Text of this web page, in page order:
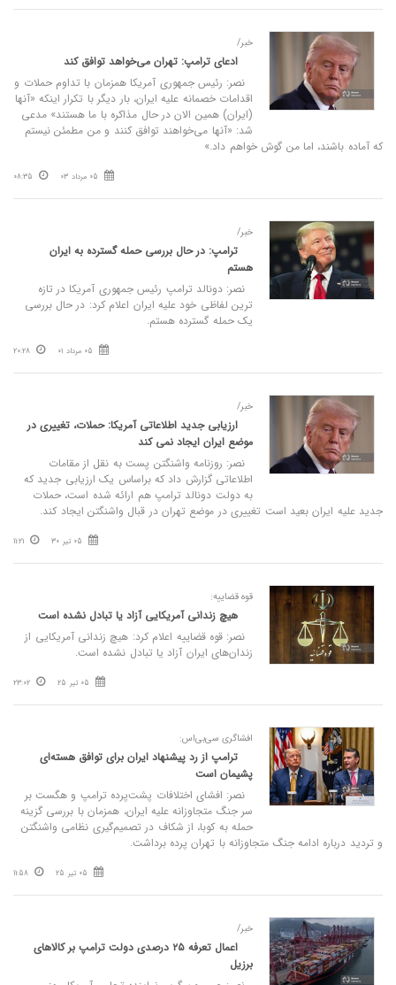
خبر/
ادعای ترامپ: تهران می‌خواهد توافق کند
نصر: رئیس جمهوری آمریکا همزمان با تداوم حملات و
اقدامات خصمانه علیه ایران، بار دیگر با تکرار اینکه «‌آنها
(ایران) همین الان در حال مذاکره با ما هستند» مدعی
شد: «آنها می‌خواهند توافق کنند و من مطمئن نیستم
که آماده باشند، اما من گوش خواهم داد.»
05 مرداد 03 08:35
خبر/
ترامپ: در حال بررسی حمله گسترده به ایران
هستم
نصر: دونالد ترامپ رئیس جمهوری آمریکا در تازه
ترین لفاظی خود علیه ایران اعلام کرد: در حال بررسی
یک حمله گسترده هستم.
05 مرداد 01 20:28
خبر/
ارزیابی جدید اطلاعاتی آمریکا: حملات، تغییری در
موضع ایران ایجاد نمی‌ کند
نصر: روزنامه واشنگتن پست به نقل از مقامات
اطلاعاتی گزارش داد که براساس یک ارزیابی جدید که
به دولت دونالد ترامپ هم ارائه شده است، حملات
جدید علیه ایران بعید است تغییری در موضع تهران در قبال واشنگتن ایجاد کند.
05 تیر 30 11:21
قوه قضاییه:
هیچ زندانی آمریکایی آزاد یا تبادل نشده است
نصر: قوه قضاییه اعلام کرد: هیچ زندانی آمریکایی از
زندان‌های ایران آزاد یا تبادل نشده است.
05 تیر 25 23:02
افشاگری سی‌بی‌اس:
ترامپ از رد پیشنهاد ایران برای توافق هسته‌ای
پشیمان است
نصر: افشای اختلافات پشت‌پرده ترامپ و هگست بر
سر جنگ متجاوزانه علیه ایران، همزمان با بررسی گزینه
حمله به کوبا، از شکاف در تصمیم‌گیری نظامی واشنگتن
و تردید درباره ادامه جنگ متجاوزانه با تهران پرده برداشت.
05 تیر 25 11:58
خبر/
اعمال تعرفه ۲۵ درصدی دولت ترامپ بر کالاهای
برزیل